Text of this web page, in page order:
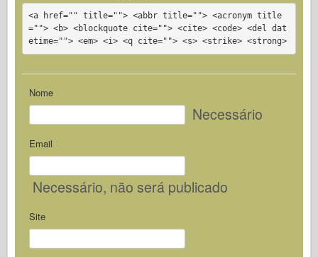
<a href="" title=""> <abbr title=""> <acronym title
=""> <b> <blockquote cite=""> <cite> <code> <del dat
etime=""> <em> <i> <q cite=""> <s> <strike> <strong>
Nome
Necessário
Email
Necessário, não será publicado
Site